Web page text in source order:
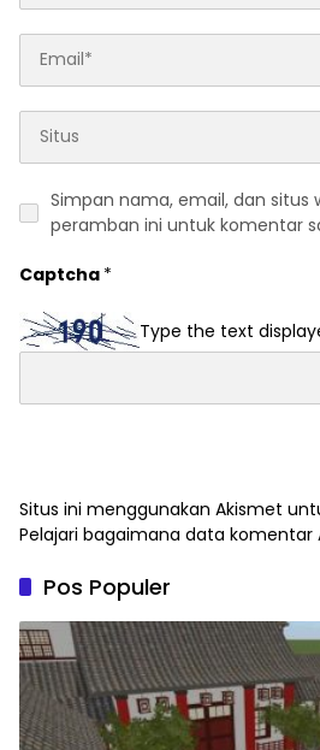
Simpan nama, email, dan situs
peramban ini untuk komentar
Captcha *
Type the text
Situs ini menggunakan Akismet
Pelajari bagaimana data komentar
Pos Populer